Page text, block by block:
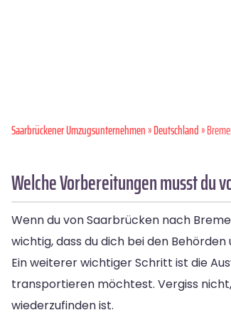
Saarbrückener Umzugsunternehmen»Deutschland»
Welche Vorbereitungen musst du
Wenn du von Saarbrücken nach
wichtig, dass du dich bei den
Ein weiterer wichtiger Schritt ist die
transportieren möchtest. Vergiss
wiederzufinden ist.